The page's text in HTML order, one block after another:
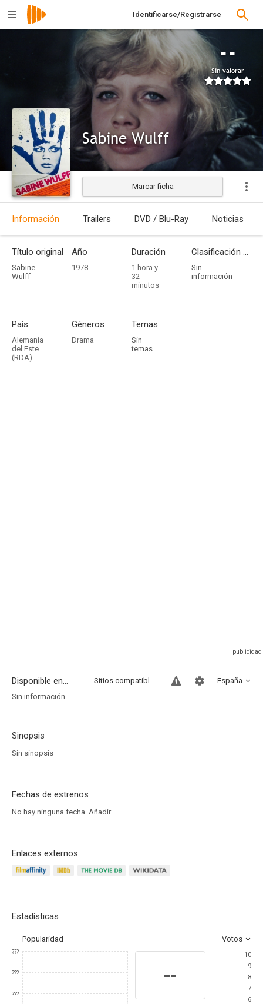
Identificarse/Registrarse
--
Sin valorar
Sabine Wulff
Estrenada
Marcar ficha
Información Trailers DVD / Blu-Ray Noticias
Título original
Sabine
Wulff
Año
1978
Duración
1 hora y
32
minutos
Clasificación por edades
Sin
información
País
Alemania
del Este
(RDA)
Géneros
Drama
Temas
Sin
temas
Disponible en... España
Sitios compatibles
Sin información
Sinopsis
Sin sinopsis
Fechas de estrenos
No hay ninguna fecha. Añadir
Enlaces externos
Estadísticas
Popularidad Votos
???
???
???
--
10
9
8
7
6